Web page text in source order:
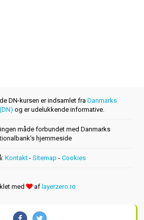
DN-kursen er indsamlet fra Danmarks
og er udelukkende informative.
måde forbundet med Danmarks
hjemmeside
Kontakt- Sitemap - Cookies
med af layerzero.ro